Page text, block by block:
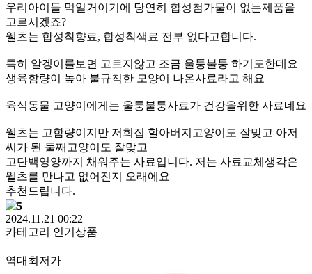
우리아이들 먹일거이기에 당연히 합성첨가물이 없는제품을
고르시겠죠?
웰츠는 합성착향료, 합성착색료 전부 없다고합니다.
특히 알겡이를보면 고르지않고 조금 울퉁불퉁 하기도한데요
생육함량이 높아 불규칙한 모양이 나온사료라고 해요
육식동물 고양이에게는 울퉁불퉁사료가 건강을위한 사료네요
웰츠는 고함량이지만 저희집 할아버지고양이도 잘맞고 아저
씨가 된 둘째고양이도 잘맞고
고단백영양까지 채워주는 사료입니다. 저는 사료교체생각은
웰츠를 만나고 없어진지 오래에요
추천드립니다.
5
2024.11.21 00:22
카테고리 인기상품
역대최저가